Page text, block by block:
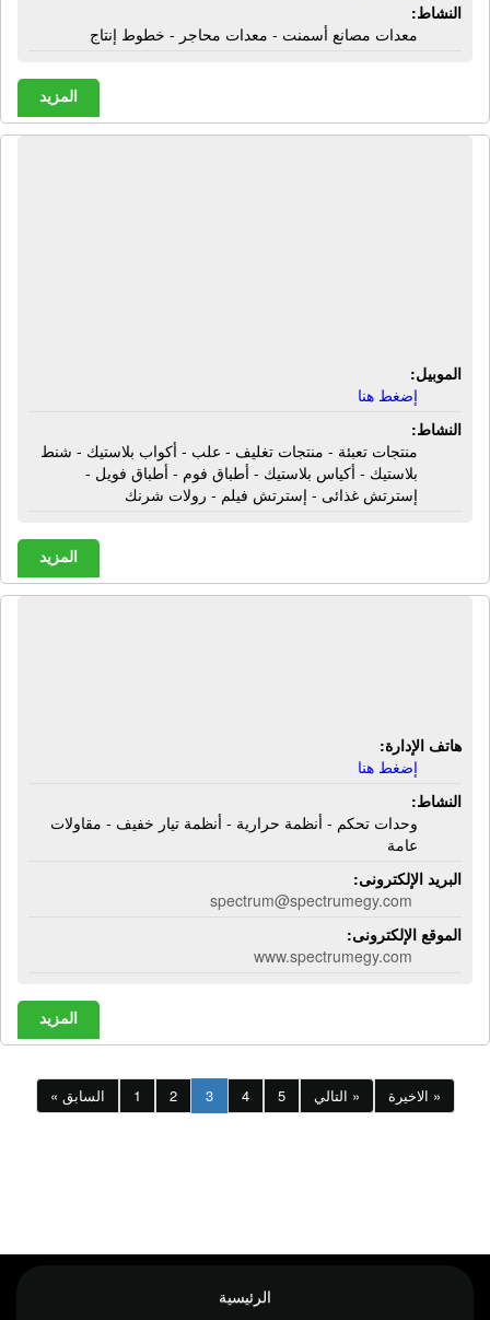
النشاط:
معدات مصانع أسمنت - معدات محاجر - خطوط إنتاج
المزيد
الموبيل:
إضغط هنا
النشاط:
منتجات تعبئة - منتجات تغليف - علب - أكواب بلاستيك - شنط
بلاستيك - أكياس بلاستيك - أطباق فوم - أطباق فويل -
إسترتش غذائى - إسترتش فيلم - رولات شرنك
المزيد
هاتف الإدارة:
إضغط هنا
النشاط:
وحدات تحكم - أنظمة حرارية - أنظمة تيار خفيف - مقاولات
عامة
البريد الإلكترونى:
spectrum@spectrumegy.com
الموقع الإلكترونى:
www.spectrumegy.com
المزيد
« السابق 1 2 3 4 5 التالي » الاخيرة »
الرئيسية